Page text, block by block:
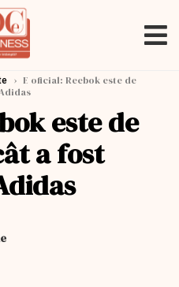
› E oficial: Reebok este de
este de
a fost